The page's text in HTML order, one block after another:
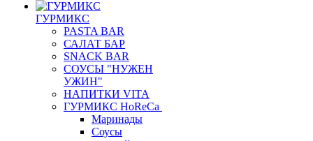
ГУРМИКС
PASTA BAR
САЛАТ БАР
SNACK BAR
СОУСЫ "НУЖЕН
УЖИН"
НАПИТКИ VITA
ГУРМИКС HoReCa
Маринады
Соусы